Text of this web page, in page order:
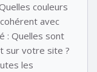
couleurs
avec
: Quelles sont
sur votre site ?
les